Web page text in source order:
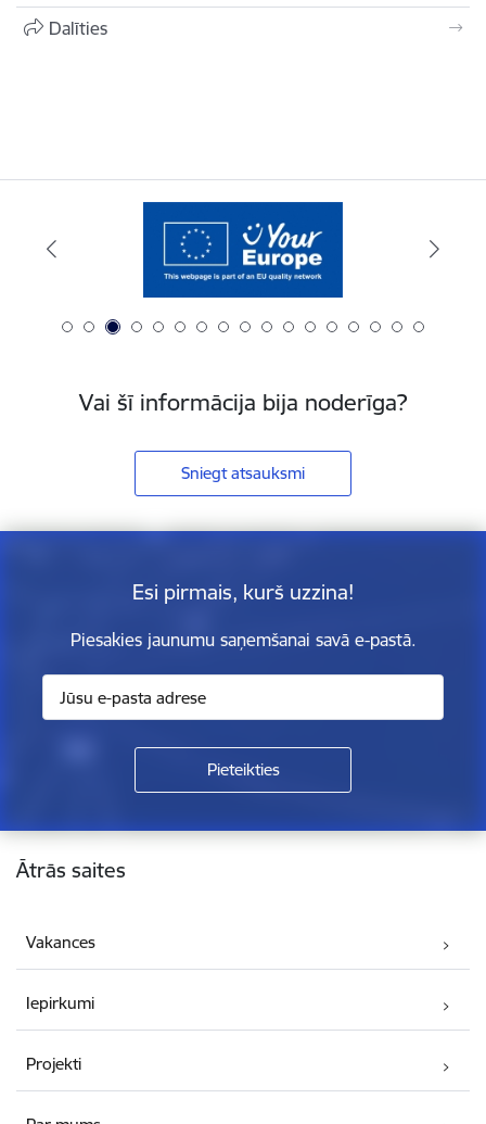
Dalīties
Vai šī informācija bija noderīga?
Sniegt atsauksmi
Esi pirmais, kurš uzzina!
Piesakies jaunumu saņemšanai savā e-pastā.
Kājene
Ātrās saites
Vakances
Iepirkumi
Projekti